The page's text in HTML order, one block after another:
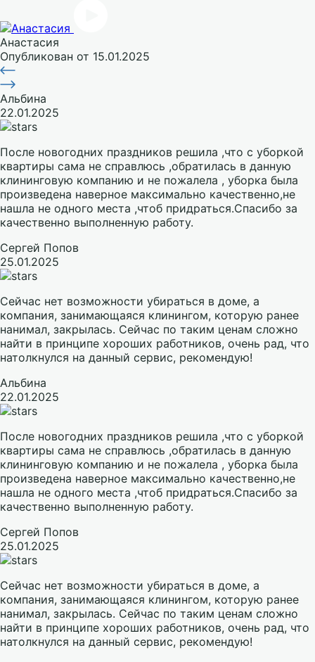
Анастасия
Опубликован от 15.01.2025
Альбина
22.01.2025
После новогодних праздников решила ,что с уборкой
квартиры сама не справлюсь ,обратилась в данную
клининговую компанию и не пожалела , уборка была
произведена наверное максимально качественно,не
нашла не одного места ,чтоб придраться.Спасибо за
качественно выполненную работу.
Сергей Попов
25.01.2025
Сейчас нет возможности убираться в доме, а
компания, занимающаяся клинингом, которую ранее
нанимал, закрылась. Сейчас по таким ценам сложно
найти в принципе хороших работников, очень рад, что
натолкнулся на данный сервис, рекомендую!
Альбина
22.01.2025
После новогодних праздников решила ,что с уборкой
квартиры сама не справлюсь ,обратилась в данную
клининговую компанию и не пожалела , уборка была
произведена наверное максимально качественно,не
нашла не одного места ,чтоб придраться.Спасибо за
качественно выполненную работу.
Сергей Попов
25.01.2025
Сейчас нет возможности убираться в доме, а
компания, занимающаяся клинингом, которую ранее
нанимал, закрылась. Сейчас по таким ценам сложно
найти в принципе хороших работников, очень рад, что
натолкнулся на данный сервис, рекомендую!